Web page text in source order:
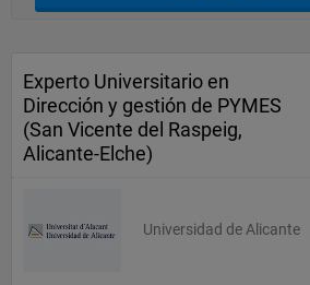
Experto Universitario en
Dirección y gestión de PYMES
(San Vicente del Raspeig,
Alicante-Elche)
Universidad de Alicante